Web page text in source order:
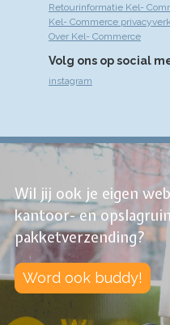
Retourinformatie Kel-
Kel- Commerce
Over Kel- Commerce
Volg ons op social
instagram
Wil jij ook je eigen
kantoor- en
pakketverzending?
Word ook buddy!